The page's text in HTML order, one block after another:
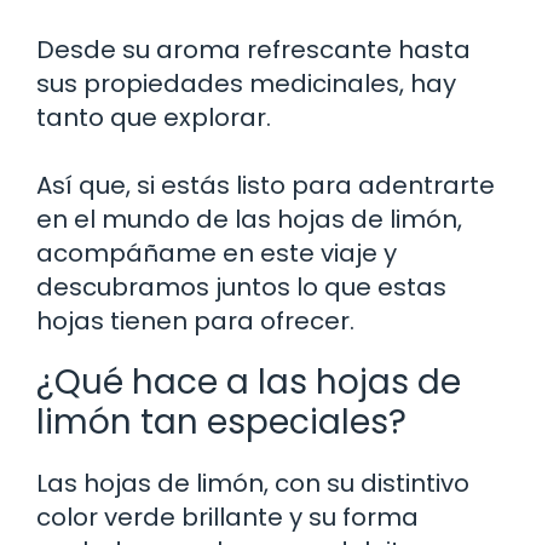
Desde su aroma refrescante hasta
sus propiedades medicinales, hay
tanto que explorar.
Así que, si estás listo para adentrarte
en el mundo de las hojas de limón,
acompáñame en este viaje y
descubramos juntos lo que estas
hojas tienen para ofrecer.
¿Qué hace a las hojas de
limón tan especiales?
Las hojas de limón, con su distintivo
color verde brillante y su forma